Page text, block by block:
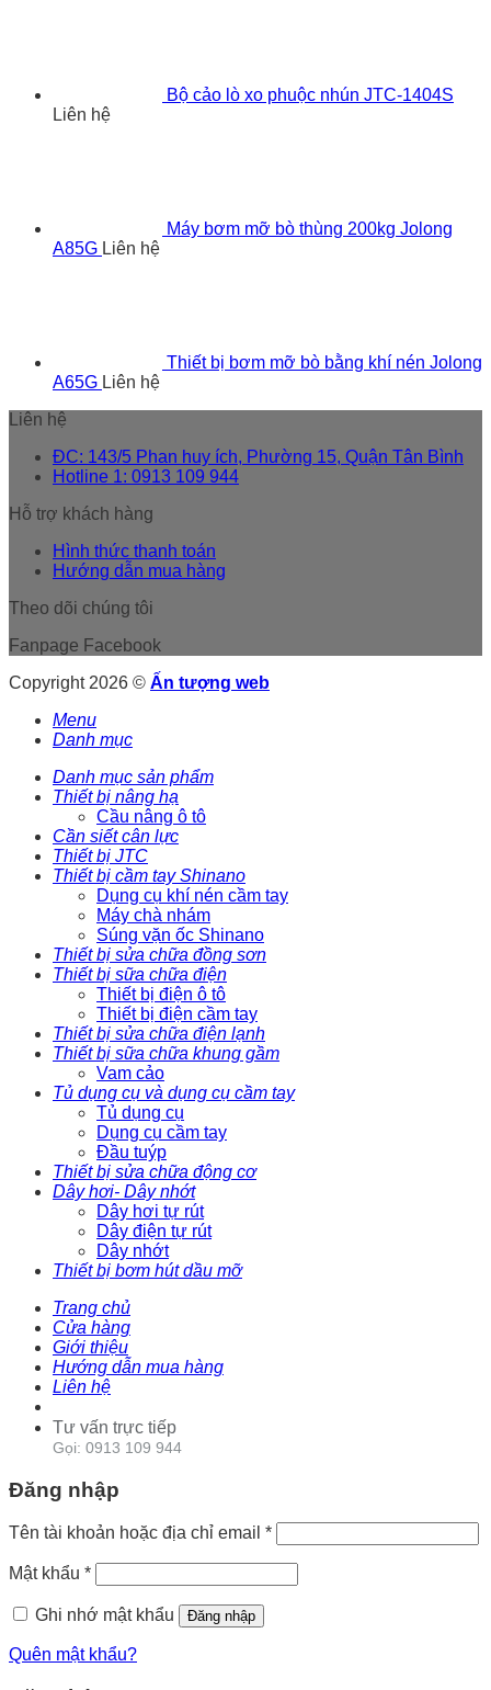
Bộ cảo lò xo phuộc nhún JTC-1404S
Liên hệ
Máy bơm mỡ bò thùng 200kg Jolong
A85G Liên hệ
Thiết bị bơm mỡ bò bằng khí nén Jolong
A65G Liên hệ
Liên hệ
ĐC: 143/5 Phan huy ích, Phường 15, Quận Tân Bình
Hotline 1: 0913 109 944
Hỗ trợ khách hàng
Hình thức thanh toán
Hướng dẫn mua hàng
Theo dõi chúng tôi
Fanpage Facebook
Copyright 2026 © Ấn tượng web
Menu
Danh mục
Danh mục sản phẩm
Thiết bị nâng hạ
Cầu nâng ô tô
Cần siết cân lực
Thiết bị JTC
Thiết bị cầm tay Shinano
Dụng cụ khí nén cầm tay
Máy chà nhám
Súng vặn ốc Shinano
Thiết bị sửa chữa đồng sơn
Thiết bị sữa chữa điện
Thiết bị điện ô tô
Thiết bị điện cầm tay
Thiết bị sửa chữa điện lạnh
Thiết bị sữa chữa khung gầm
Vam cảo
Tủ dụng cụ và dụng cụ cầm tay
Tủ dụng cụ
Dụng cụ cầm tay
Đầu tuýp
Thiết bị sửa chữa động cơ
Dây hơi- Dây nhớt
Dây hơi tự rút
Dây điện tự rút
Dây nhớt
Thiết bị bơm hút dầu mỡ
Trang chủ
Cửa hàng
Giới thiệu
Hướng dẫn mua hàng
Liên hệ
Tư vấn trực tiếp
Gọi: 0913 109 944
Đăng nhập
Tên tài khoản hoặc địa chỉ email *
Mật khẩu *
Ghi nhớ mật khẩu Đăng nhập
Quên mật khẩu?